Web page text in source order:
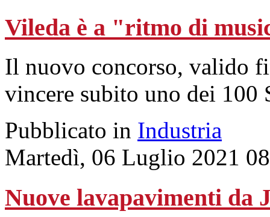
Vileda è a "ritmo di
Il nuovo concorso, valido
vincere subito uno dei
Pubblicato in Industria
Martedì, 06 Luglio 2021
Nuove lavapavimenti da